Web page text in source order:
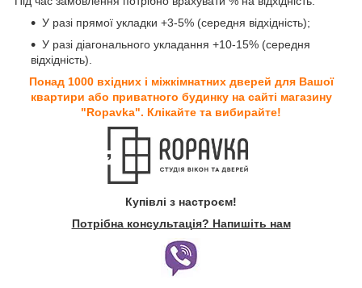
У разі прямої укладки +3-5% (середня відхідність);
У разі діагонального укладання +10-15% (середня
відхідність).
Понад 1000 вхідних і міжкімнатних дверей для Вашої
квартири або приватного будинку на сайті магазину
"Ropavka". Клікайте та вибирайте!
Купівлі з настроєм!
Потрібна консультація? Напишіть нам